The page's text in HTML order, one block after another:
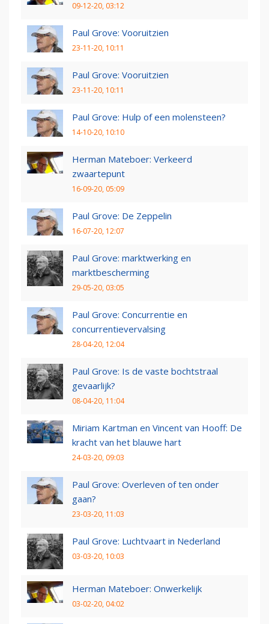
09-12-20, 03:12
Paul Grove: Vooruitzien
23-11-20, 10:11
Paul Grove: Vooruitzien
23-11-20, 10:11
Paul Grove: Hulp of een molensteen?
14-10-20, 10:10
Herman Mateboer: Verkeerd
zwaartepunt
16-09-20, 05:09
Paul Grove: De Zeppelin
16-07-20, 12:07
Paul Grove: marktwerking en
marktbescherming
29-05-20, 03:05
Paul Grove: Concurrentie en
concurrentievervalsing
28-04-20, 12:04
Paul Grove: Is de vaste bochtstraal
gevaarlijk?
08-04-20, 11:04
Miriam Kartman en Vincent van Hooff: De
kracht van het blauwe hart
24-03-20, 09:03
Paul Grove: Overleven of ten onder
gaan?
23-03-20, 11:03
Paul Grove: Luchtvaart in Nederland
03-03-20, 10:03
Herman Mateboer: Onwerkelijk
03-02-20, 04:02